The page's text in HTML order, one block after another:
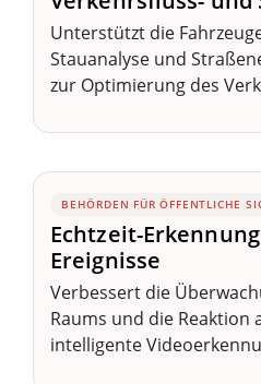
Unterstützt die
Stauanalyse und
zur Optimierung des
BEHÖRDEN FÜR ÖFFENTLICHE
Echtzeit-
Ereignisse
Verbessert die
Raums und die Reaktion
intelligente